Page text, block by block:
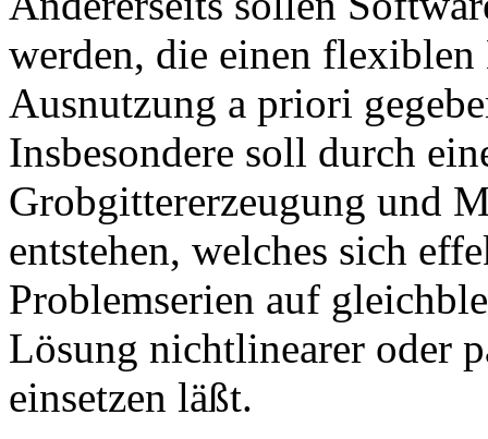
werden, die einen flexiblen
Ausnutzung a priori
Insbesondere soll durch
Grobgittererzeugung und
entstehen, welches sich
Problemserien auf
Lösung nichtlinearer oder
einsetzen läßt.